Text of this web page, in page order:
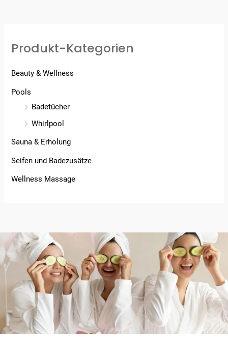
Produkt-Kategorien
Beauty & Wellness
Pools
Badetücher
Whirlpool
Sauna & Erholung
Seifen und Badezusätze
Wellness Massage